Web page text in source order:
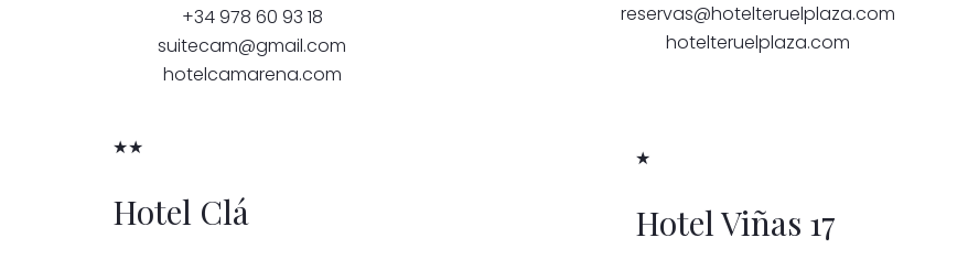
+34 978 60 93 18
suitecam@gmail.com
hotelcamarena.com
reservas@hotelteruelplaza.com
hotelteruelplaza.com
★★
Hotel Clá
★
Hotel Viñas 17